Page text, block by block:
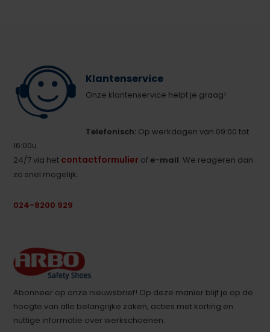
Klantenservice
Onze klantenservice helpt je graag!
Telefonisch: Op werkdagen van 09:00 tot
16:00u.
24/7 via het contactformulier ofe-mail. We reageren dan
zo snel mogelijk.
024-8200 929
Abonneer op onze nieuwsbrief! Op deze manier blijf je op de
hoogte van alle belangrijke zaken, acties met korting en
nuttige informatie over werkschoenen.